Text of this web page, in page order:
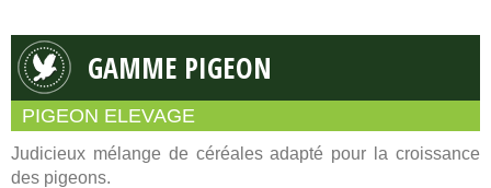
GAMME PIGEON
PIGEON ELEVAGE
Judicieux mélange de céréales adapté pour la croissance
des pigeons.